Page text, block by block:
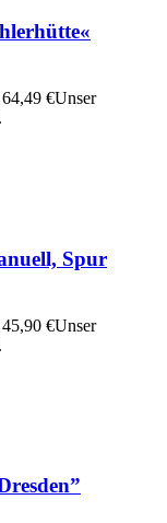
€Unser
Spur
€Unser